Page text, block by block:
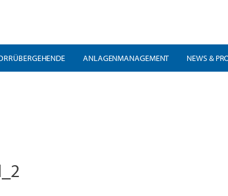
ANLAGENMANAGEMENT NEWS &